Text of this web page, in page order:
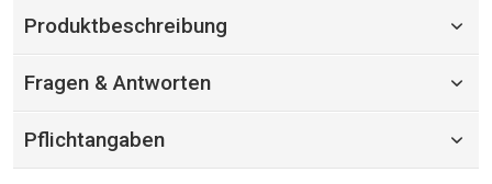
Produktbeschreibung
Fragen & Antworten
Pflichtangaben